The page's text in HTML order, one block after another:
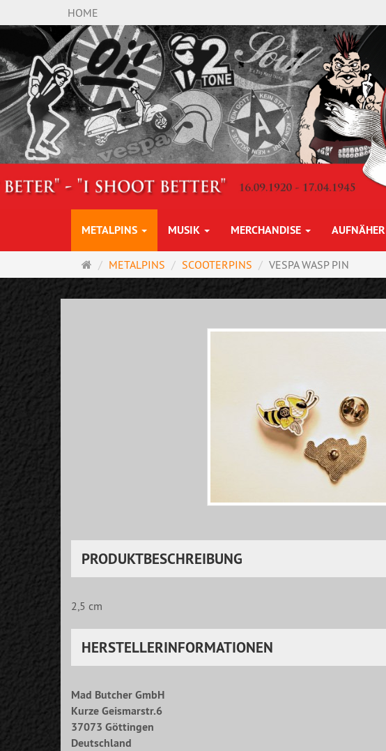
HOME
METALPINS MUSIK MERCHANDISE AUFNÄHER
Startseite
METALPINS SCOOTERPINS VESPA WASP PIN
PRODUKTBESCHREIBUNG
2,5 cm
HERSTELLERINFORMATIONEN
Mad Butcher GmbH
Kurze Geismarstr.6
37073 Göttingen
Deutschland